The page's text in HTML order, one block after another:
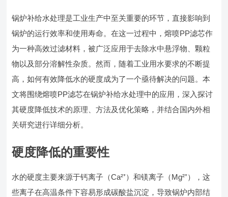
锅炉补给水处理是工业生产中至关重要的环节，直接影响到
锅炉的运行效率和使用寿命。在这一过程中，熔喷PP滤芯作
为一种高效过滤材料，被广泛应用于去除水中悬浮物、颗粒
物以及部分溶解性杂质。然而，随着工业用水要求的不断提
高，如何有效降低水的硬度成为了一个亟待解决的问题。本
文将围绕熔喷PP滤芯在锅炉补给水处理中的应用，深入探讨
其硬度降低技术的原理、方法及优化策略，并结合国内外相
关研究进行详细分析。
硬度降低的重要性
水的硬度主要来源于钙离子（Ca²⁺）和镁离子（Mg²⁺），这
些离子在高温条件下容易形成碳酸盐沉淀，导致锅炉内部结